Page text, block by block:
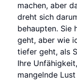
machen, aber
dreht sich
behaupten. Sie
geht, aber wie
tiefer geht, als
Ihre
mangelnde